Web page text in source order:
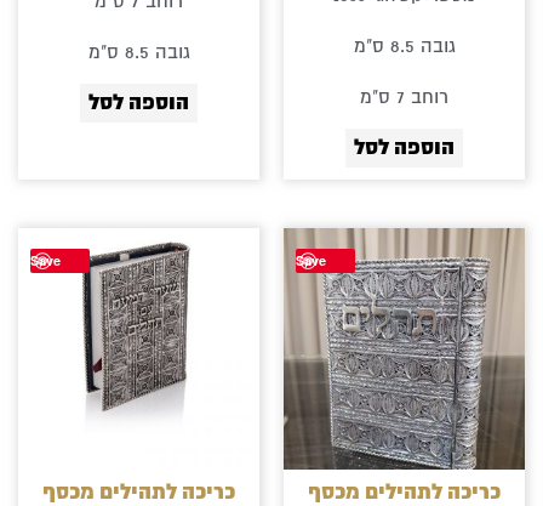
גובה 8.5 ס"מ
רוחב 7 ס"מ
הוספה לסל
גובה 8.5 ס"מ
הוספה לסל
Save
כריכה לתהילים מכסף
Save
כריכה לתהילים מכסף